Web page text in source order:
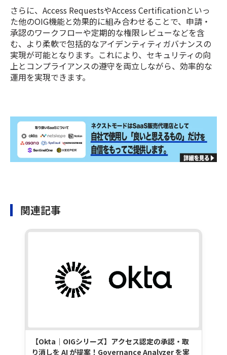
さらに、Access RequestsやAccess Certificationといっ
た他のOIG機能と効果的に組み合わせることで、申請・
承認のワークフローや定期的な権限レビューなどを含
む、より柔軟で包括的なアイデンティティガバナンスの
実現が可能となります。これにより、セキュリティの向
上とコンプライアンスの遵守を両立しながら、効率的な
運用を実現できます。
関連記事
【Okta｜OIGシリーズ】アクセス認定の承認・取
り消しを AI が提案！Governance Analyzer を実